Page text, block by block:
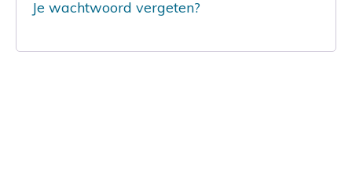
Je wachtwoord vergeten?